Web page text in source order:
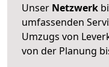
Unser Netzwerk
umfassenden
Umzugs von
von der Planung